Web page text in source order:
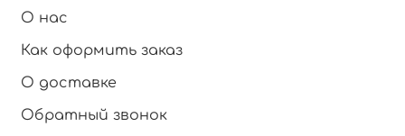
О нас
Как оформить заказ
О доставке
Обратный звонок